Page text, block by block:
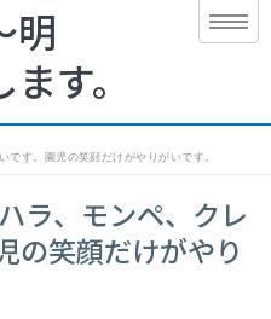
明
す。
です。園児の笑顔だけがやりがいです。
ラ、モンペ、クレ
の笑顔だけがやり